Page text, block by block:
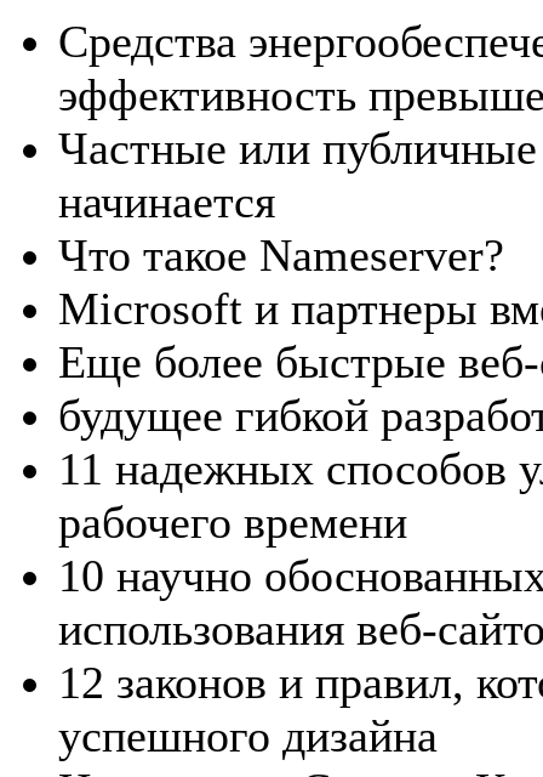
Средства
эффективность
Частные или публичные
начинается
Что такое Nameserver?
Microsoft и партнеры
Еще более быстрые
будущее гибкой
11 надежных способов
рабочего времени
10 научно
использования веб-
12 законов и правил,
успешного дизайна